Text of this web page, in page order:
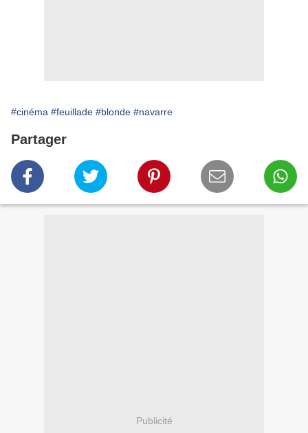
#cinéma #feuillade #blonde #navarre
Partager
Publicité